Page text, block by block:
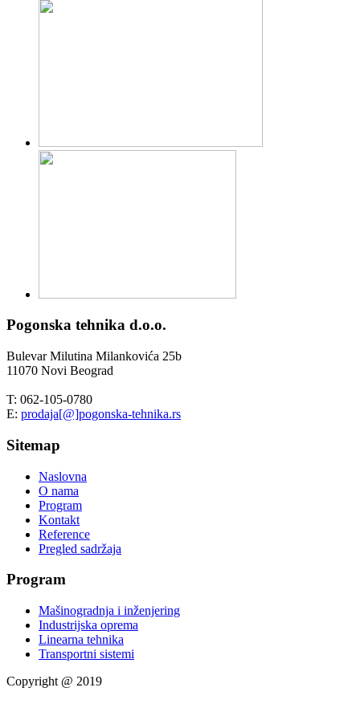
Pogonska tehnika d.o.o.
Bulevar Milutina Milankovića 25b
11070 Novi Beograd
T: 062-105-0780
E: prodaja[@]pogonska-tehnika.rs
Sitemap
Naslovna
O nama
Program
Kontakt
Reference
Pregled sadržaja
Program
Mašinogradnja i inženjering
Industrijska oprema
Linearna tehnika
Transportni sistemi
Copyright @ 2019